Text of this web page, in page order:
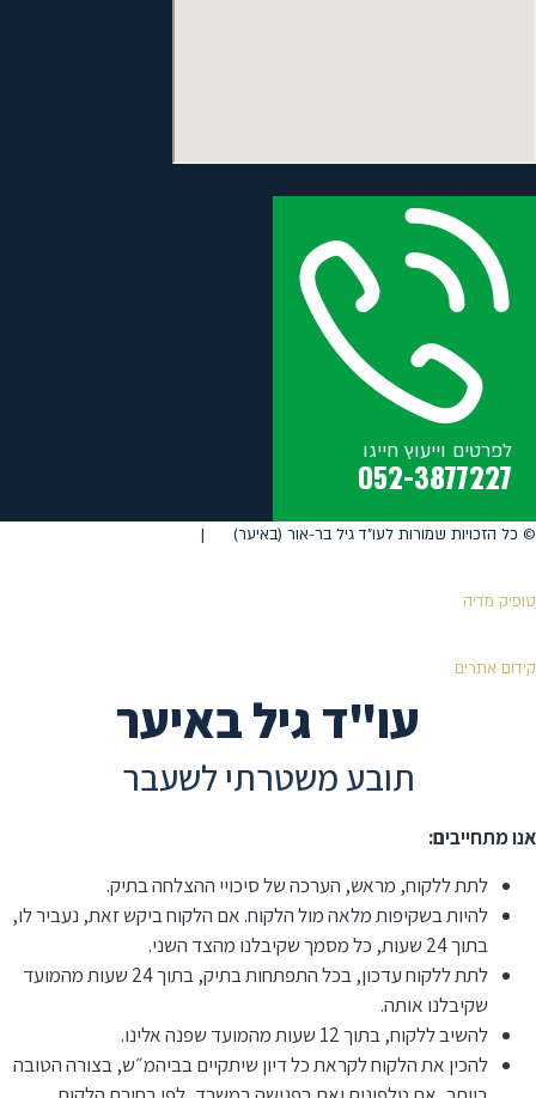
לפרטים וייעוץ חייגו
052-3877227
©️ כל הזכויות שמורות לעו"ד גיל בר-אור (באיער) |
טופיק מדיה
קידום אתרים
עו"ד גיל באיער
תובע משטרתי לשעבר
אנו מתחייבים:
לתת ללקוח, מראש, הערכה של סיכויי ההצלחה בתיק.
להיות בשקיפות מלאה מול הלקוח. אם הלקוח ביקש זאת, נעביר לו,
בתוך 24 שעות, כל מסמך שקיבלנו מהצד השני.
לתת ללקוח עדכון, בכל התפתחות בתיק, בתוך 24 שעות מהמועד
שקיבלנו אותה.
להשיב ללקוח, בתוך 12 שעות מהמועד שפנה אלינו.
⁠להכין את הלקוח לקראת כל דיון שיתקיים בביהמ״ש, בצורה הטובה